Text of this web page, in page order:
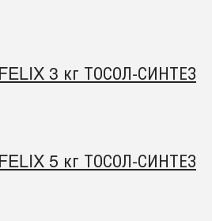
3 кг ТОСОЛ-СИНТЕЗ
5 кг ТОСОЛ-СИНТЕЗ